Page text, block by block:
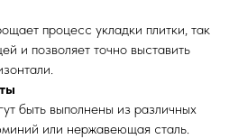
процесс укладки плитки, так
и позволяет точно выставить
быть выполнены из различных
или нержавеющая сталь.